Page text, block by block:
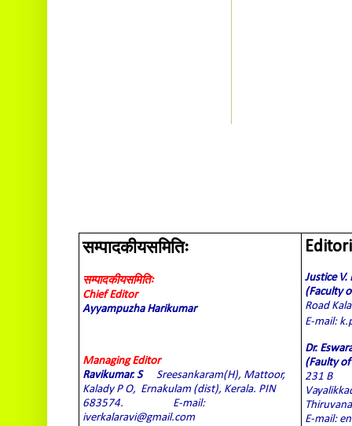
सम्पादकीयसमितिः
सम्पादकीयसमितिः
Chief Editor
Ayyampuzha Harikumar
Managing Editor
Ravikumar. S Sreesankaram(H), Mattoor,
Kalady P O, Ernakulam (dist), Kerala. PIN
683574. E-mail:
iverkalaravi@gmail.com
Justice
(Faculty
Road
E-mail:
Dr.
(Faulty
231 B
E-mail: